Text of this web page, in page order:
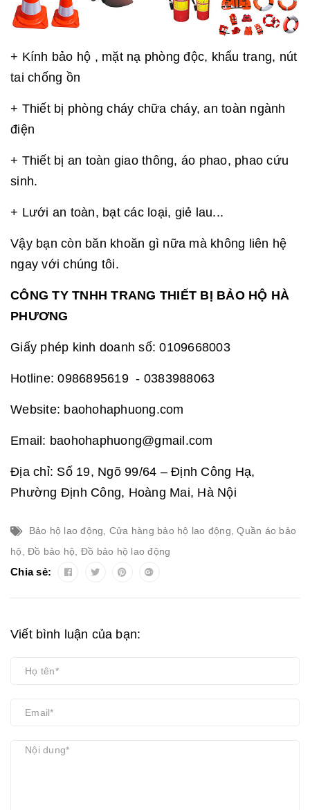
+ Kính bảo hộ , mặt nạ phòng độc, khẩu trang, nút
tai chống ồn
+ Thiết bị phòng cháy chữa cháy, an toàn ngành
điện
+ Thiết bị an toàn giao thông, áo phao, phao cứu
sinh.
+ Lưới an toàn, bạt các loại, giẻ lau...
Vậy bạn còn băn khoăn gì nữa mà không liên hệ
ngay với chúng tôi.
CÔNG TY TNHH TRANG THIẾT BỊ BẢO HỘ HÀ
PHƯƠNG
Giấy phép kinh doanh số: 0109668003
Hotline: 0986895619 - 0383988063
Website: baohohaphuong.com
Email: baohohaphuong@gmail.com
Địa chỉ: Số 19, Ngõ 99/64 – Định Công Hạ,
Phường Định Công, Hoàng Mai, Hà Nội
Bảo hộ lao động Cửa hàng bảo hộ lao động ,Quần áo bảo
hộ
Đồ bảo hộ Đồ bảo hộ lao động
Chia sẻ:
Viết bình luận của bạn: